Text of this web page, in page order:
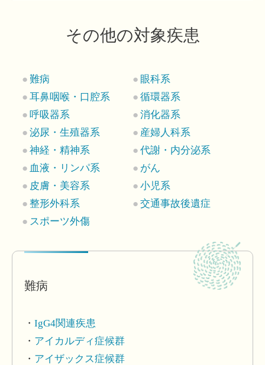
その他の対象疾患
難病
眼科系
耳鼻咽喉・口腔系
循環器系
呼吸器系
消化器系
泌尿・生殖器系
産婦人科系
神経・精神系
代謝・内分泌系
血液・リンパ系
がん
皮膚・美容系
小児系
整形外科系
交通事故後遺症
スポーツ外傷
難病
IgG4関連疾患
アイカルディ症候群
アイザックス症候群